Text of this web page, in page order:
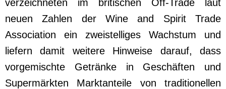
verzeichneten im britischen Off-Trade laut
neuen Zahlen der Wine and Spirit Trade
Association ein zweistelliges Wachstum und
liefern damit weitere Hinweise darauf, dass
vorgemischte Getränke in Geschäften und
Supermärkten Marktanteile von traditionellen